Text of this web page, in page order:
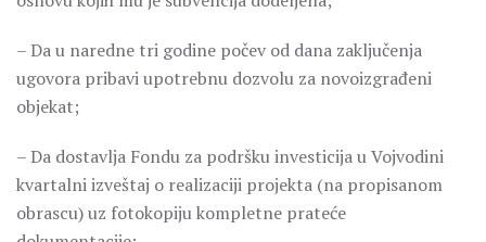
– Da u naredne tri godine počev od dana zaključenja
ugovora pribavi upotrebnu dozvolu za novoizgrađeni
objekat;
– Da dostavlja Fondu za podršku investicija u Vojvodini
kvartalni izveštaj o realizaciji projekta (na propisanom
obrascu) uz fotokopiju kompletne prateće